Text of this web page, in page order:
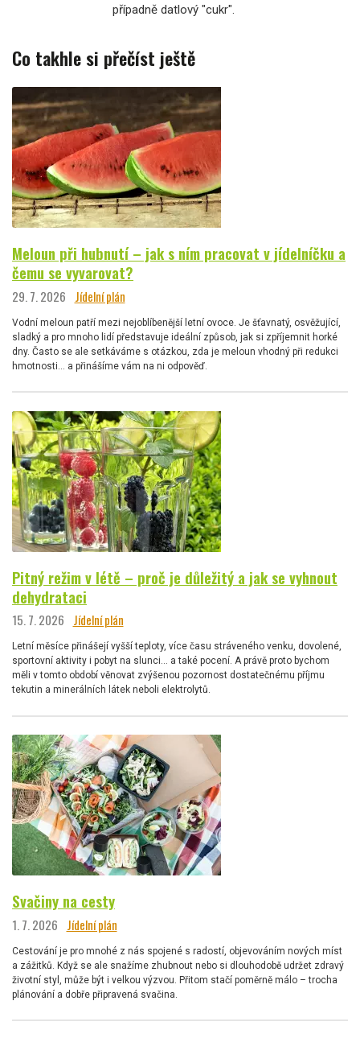
případně datlový "cukr".
Co takhle si přečíst ještě
Meloun při hubnutí – jak s ním pracovat v jídelníčku a
čemu se vyvarovat?
29. 7. 2026 Jídelní plán
Vodní meloun patří mezi nejoblíbenější letní ovoce. Je šťavnatý, osvěžující,
sladký a pro mnoho lidí představuje ideální způsob, jak si zpříjemnit horké
dny. Často se ale setkáváme s otázkou, zda je meloun vhodný při redukci
hmotnosti… a přinášíme vám na ni odpověď.
Pitný režim v létě – proč je důležitý a jak se vyhnout
dehydrataci
15. 7. 2026 Jídelní plán
Letní měsíce přinášejí vyšší teploty, více času stráveného venku, dovolené,
sportovní aktivity i pobyt na slunci… a také pocení. A právě proto bychom
měli v tomto období věnovat zvýšenou pozornost dostatečnému příjmu
tekutin a minerálních látek neboli elektrolytů.
Svačiny na cesty
1. 7. 2026 Jídelní plán
Cestování je pro mnohé z nás spojené s radostí, objevováním nových míst
a zážitků. Když se ale snažíme zhubnout nebo si dlouhodobě udržet zdravý
životní styl, může být i velkou výzvou. Přitom stačí poměrně málo – trocha
plánování a dobře připravená svačina.